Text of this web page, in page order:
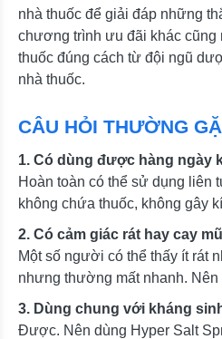
nhà thuốc để giải đáp những
chương trình ưu đãi khác
thuốc đúng cách từ đội ngũ
nhà thuốc.
CÂU HỎI THƯỜNG
1. Có dùng được hàng ngày
Hoàn toàn có thể sử dụng liên
không chứa thuốc, không gây
2. Có cảm giác rát hay cay
Một số người có thể thấy ít rát
nhưng thường mất nhanh.
3. Dùng chung với kháng
Được. Nên dùng Hyper Salt